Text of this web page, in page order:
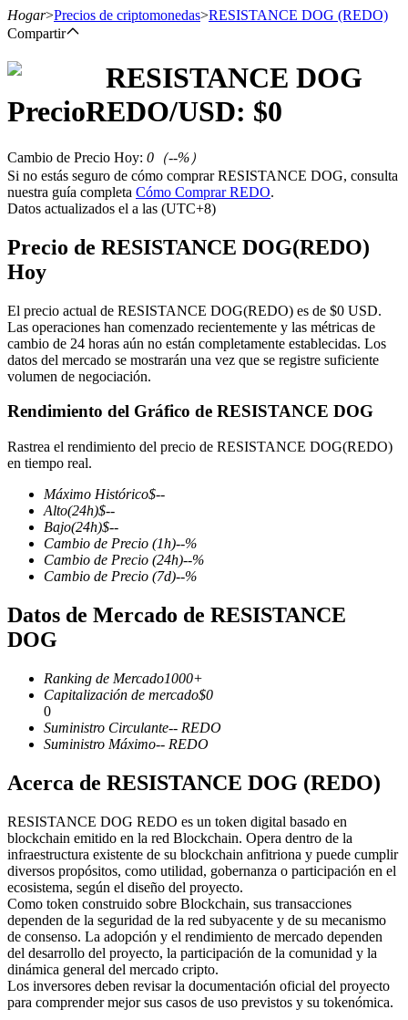
Futuros del USDT
Futuros que utilizan USDT como garantía
Futuros COIN-M
Futuros de criptomonedas
Derivados de acciones, divisas, metales preciosos y materias
primas
Futuros del USDC
Futuros que utilizan USDC como garantía
Hogar>Precios de criptomonedas>RESISTANCE DOG (REDO)
Compartir
RESISTANCE DOG
PrecioREDO/USD: $0
Cambio de Precio Hoy: 0 （--%）
Si no estás seguro de cómo comprar RESISTANCE DOG, consulta
nuestra guía completa Cómo Comprar REDO.
Datos actualizados el a las (UTC+8)
Precio de RESISTANCE DOG(REDO)
Hoy
El precio actual de RESISTANCE DOG(REDO) es de $0 USD.
Las operaciones han comenzado recientemente y las métricas de
cambio de 24 horas aún no están completamente establecidas. Los
datos del mercado se mostrarán una vez que se registre suficiente
volumen de negociación.
Rendimiento del Gráfico de RESISTANCE DOG
Rastrea el rendimiento del precio de RESISTANCE DOG(REDO)
en tiempo real.
Máximo Histórico$--
Alto(24h)$--
Bajo(24h)$--
Cambio de Precio (1h)--%
Cambio de Precio (24h)--%
Cambio de Precio (7d)--%
Datos de Mercado de RESISTANCE
DOG
Ranking de Mercado1000+
Capitalización de mercado$0
0
Suministro Circulante-- REDO
Suministro Máximo-- REDO
Acerca de RESISTANCE DOG (REDO)
RESISTANCE DOG REDO es un token digital basado en
blockchain emitido en la red Blockchain. Opera dentro de la
infraestructura existente de su blockchain anfitriona y puede cumplir
diversos propósitos, como utilidad, gobernanza o participación en el
ecosistema, según el diseño del proyecto.
Como token construido sobre Blockchain, sus transacciones
dependen de la seguridad de la red subyacente y de su mecanismo
de consenso. La adopción y el rendimiento de mercado dependen
del desarrollo del proyecto, la participación de la comunidad y la
dinámica general del mercado cripto.
Los inversores deben revisar la documentación oficial del proyecto
para comprender mejor sus casos de uso previstos y su tokenómica.